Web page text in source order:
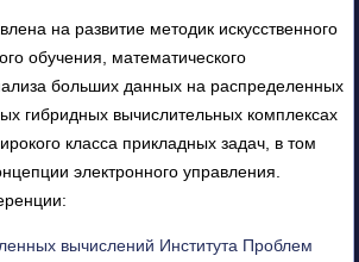
на развитие методик искусственного
обучения, математического
больших данных на распределенных
гибридных вычислительных комплексах
класса прикладных задач, в том
электронного управления.
вычислений Института Проблем